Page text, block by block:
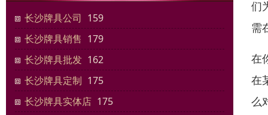
长沙牌具公司 159
长沙牌具销售 179
长沙牌具批发 162
长沙牌具定制 175
长沙牌具实体店 175
们
需
在
在
么